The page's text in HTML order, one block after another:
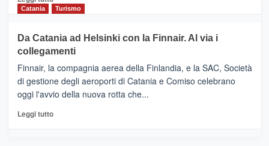
Cultura
tappe
dell’enoturismo
di
RANDAZZO
–
Ci
siamo
quasi….
pronti
per
Catania Turismo
Da Catania ad Helsinki con la Finnair. Al via i
collegamenti
Finnair, la compagnia aerea della Finlandia, e la SAC, Società
di gestione degli aeroporti di Catania e Comiso celebrano
oggi l'avvio della nuova rotta che...
Leggi tuttoLeggi